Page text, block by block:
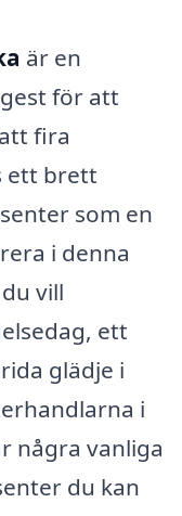
är en
för att
fira
ett brett
som en
i denna
vill
ett
glädje i
i
några vanliga
du kan